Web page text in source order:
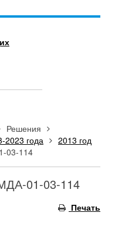
Решения
2023 года
2013 год
03-114
01-03-114
Печать